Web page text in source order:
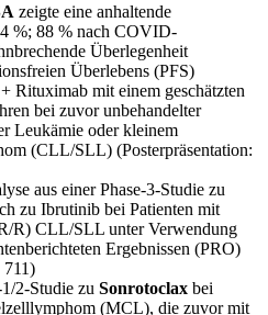
zeigte eine anhaltende
%; 88 % nach COVID-
Überlegenheit
Überlebens (PFS)
Rituximab mit einem geschätzten
bei zuvor unbehandelter
Leukämie oder kleinem
(CLL/SLL) (Posterpräsentation:
aus einer Phase-3-Studie zu
zu Ibrutinib bei Patienten mit
R) CLL/SLL unter Verwendung
Ergebnissen (PRO)
711)
1/2-Studie zu Sonrotoclax bei
(MCL), die zuvor mit